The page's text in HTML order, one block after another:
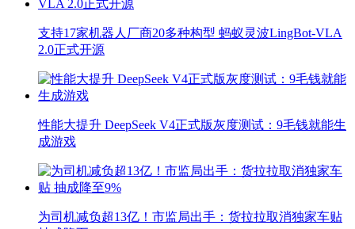
支持17家机器人厂商20多种构型 蚂蚁灵波LingBot-VLA
2.0正式开源
性能大提升 DeepSeek V4正式版灰度测试：9毛钱就能生
成游戏
为司机减负超13亿！市监局出手：货拉拉取消独家车贴